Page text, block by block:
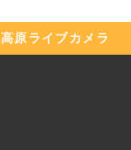
原ライブカメラ